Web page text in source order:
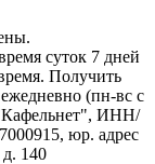
суток 7 дней
Получить
(пн-вс с
ИНН/
юр. адрес
140